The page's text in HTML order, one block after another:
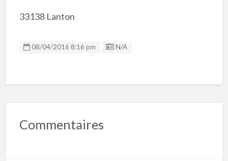
33138 Lanton
08/04/2016 8:16 pm Listing ID
N/A
Commentaires